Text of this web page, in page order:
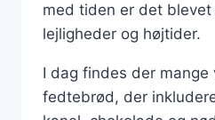
med tiden er det
lejligheder og højtider.
I dag findes der mange
fedtebrød, der